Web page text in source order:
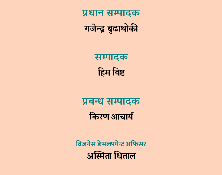
प्रधान सम्पादक
गजेन्द्र बुढाथोकी
सम्पादक
हिम विष्ट
प्रबन्ध सम्पादक
किरण आचार्य
विजनेस डेभलपमेन्ट अफिसर
अस्मिता धिताल